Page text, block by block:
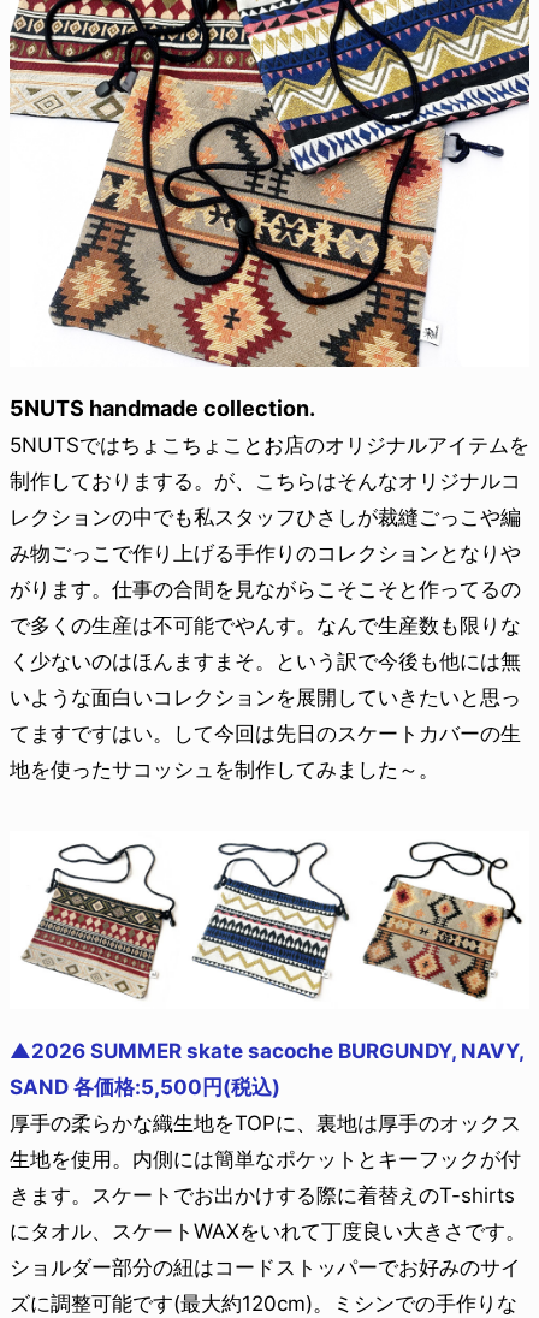
5NUTS handmade collection.
5NUTSではちょこちょことお店のオリジナルアイテムを
制作しておりまする。が、こちらはそんなオリジナルコ
レクションの中でも私スタッフひさしが裁縫ごっこや編
み物ごっこで作り上げる手作りのコレクションとなりや
がります。仕事の合間を見ながらこそこそと作ってるの
で多くの生産は不可能でやんす。なんで生産数も限りな
く少ないのはほんますまそ。という訳で今後も他には無
いような面白いコレクションを展開していきたいと思っ
てますですはい。して今回は先日のスケートカバーの生
地を使ったサコッシュを制作してみました～。
▲2026 SUMMER skate sacoche BURGUNDY, NAVY,
SAND 各価格:5,500円(税込)
厚手の柔らかな織生地をTOPに、裏地は厚手のオックス
生地を使用。内側には簡単なポケットとキーフックが付
きます。スケートでお出かけする際に着替えのT-shirts
にタオル、スケートWAXをいれて丁度良い大きさです。
ショルダー部分の紐はコードストッパーでお好みのサイ
ズに調整可能です(最大約120cm)。ミシンでの手作りな